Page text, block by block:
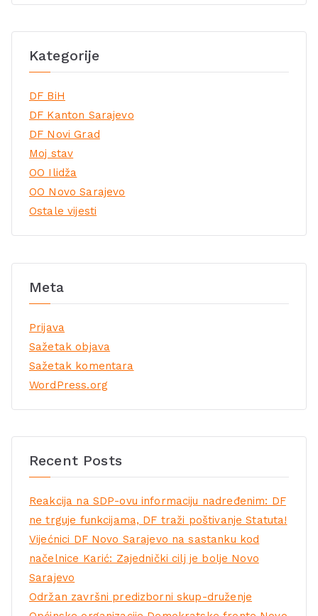
Kategorije
DF BiH
DF Kanton Sarajevo
DF Novi Grad
Moj stav
OO Ilidža
OO Novo Sarajevo
Ostale vijesti
Meta
Prijava
Sažetak objava
Sažetak komentara
WordPress.org
Recent Posts
Reakcija na SDP-ovu informaciju nadređenim: DF
ne trguje funkcijama, DF traži poštivanje Statuta!
Vijećnici DF Novo Sarajevo na sastanku kod
načelnice Karić: Zajednički cilj je bolje Novo
Sarajevo
Održan završni predizborni skup-druženje